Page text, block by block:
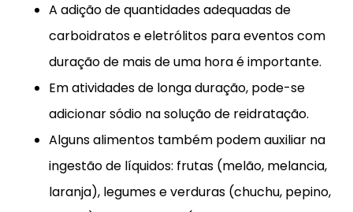
A adição de quantidades adequadas de
carboidratos e eletrólitos para eventos com
duração de mais de uma hora é importante.
Em atividades de longa duração, pode-se
adicionar sódio na solução de reidratação.
Alguns alimentos também podem auxiliar na
ingestão de líquidos: frutas (melão, melancia,
laranja), legumes e verduras (chuchu, pepino,